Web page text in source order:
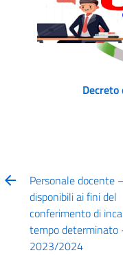
Personale docente
disponibili ai fini del
conferimento di
tempo determinato
2023/2024